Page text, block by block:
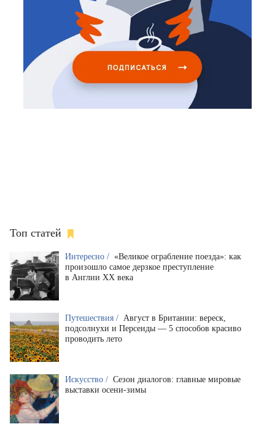
Топ статей
Интересно / «Великое ограбление поезда»: как
произошло самое дерзкое преступление
в Англии XX века
Путешествия / Август в Британии: вереск,
подсолнухи и Персеиды — 5 способов красиво
проводить лето
Искусство / Сезон диалогов: главные мировые
выставки осени-зимы